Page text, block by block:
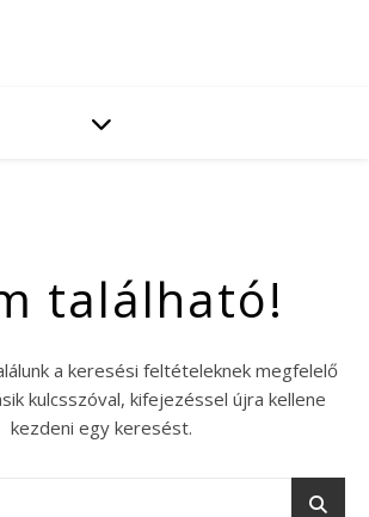
található!
a keresési feltételeknek megfelelő
kulcsszóval, kifejezéssel újra kellene
kezdeni egy keresést.